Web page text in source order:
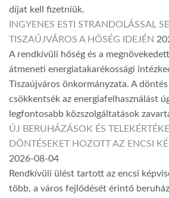
díjat kell fizetniük.
INGYENES ESTI STRANDOLÁSSAL
TISZAÚJVÁROS A HŐSÉG IDEJÉN
A rendkívüli hőség és a
átmeneti energiatakarékossági
Tiszaújváros önkormányzata. A
csökkentsék az energiafelhasználást
legfontosabb közszolgáltatások
ÚJ BERUHÁZÁSOK ÉS
DÖNTÉSEKET HOZOTT AZ ENCSI
2026-08-04
Rendkívüli ülést tartott az encsi
több, a város fejlődését érintő